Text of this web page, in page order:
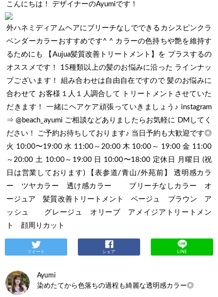
こんにちは！ デザイナーのAyumiです！
外ハネミディアムヘアにブリーチなしでできるカシスピンクラ
ベンダーカラーおすすめです^ ^ カラーの色持ちや艶を維持す
るためにも 【Aujua髪質改善トリートメント】を プラスするの
オススメです！ 15種類以上の髪のお悩みに沿った ラインナッ
プございます！ 組み合わせは自由自在ですので 髪のお悩みに
合わせて お客様１人１人調合して トリートメントさせていた
だきます！ 一緒にヘアケア頑張っていきましょう♪ instagram
⇒ @beach_ayumi ご相談などありましたらお気軽に DMしてく
ださい！ ご予約お待ちしております♪ 当日予約も大歓迎です◎
火 10:00〜19:00 水 11:00～20:00 木 10:00～ 19:00 金 11:00
～20:00 土 10:00～19:00 日 10:00〜18:00 定休日 月曜日 (祝
日は営業しております) 【表参道/青山/外苑前】 透明感カラ
ー ツヤカラー 透け感カラー ブリーチなしカラー オ
ージュア 髪質改善トリートメント ベージュ ブラウン ア
ッシュ グレージュ オリーブ アメイジアトリートメン
ト 顔周りカット
ツイート シェア LINE
Ayumi
染めたてから色落ちの過程も綺麗な透明感カラー◎